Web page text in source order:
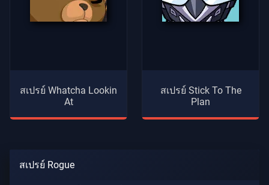
สเปรย์ Whatcha Lookin
At
สเปรย์ Stick To The
Plan
สเปรย์ Rogue